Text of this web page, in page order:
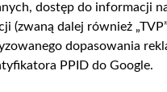
06 SIERPNIA 2026 WOJNA
dostęp do informacji
(zwaną dalej również
dopasowania
PPID do Google.